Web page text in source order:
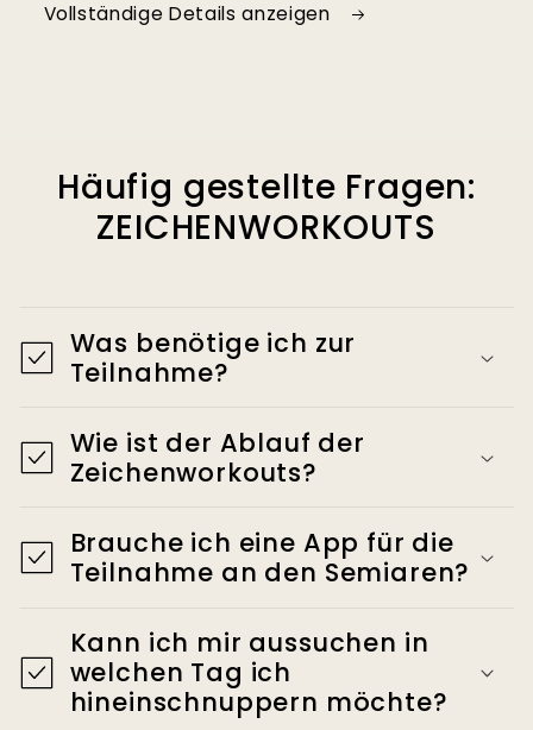
Vollständige Details anzeigen
Häufig gestellte Fragen:
ZEICHENWORKOUTS
Was benötige ich zur
Teilnahme?
Wie ist der Ablauf der
Zeichenworkouts?
Brauche ich eine App für die
Teilnahme an den Semiaren?
Kann ich mir aussuchen in
welchen Tag ich
hineinschnuppern möchte?